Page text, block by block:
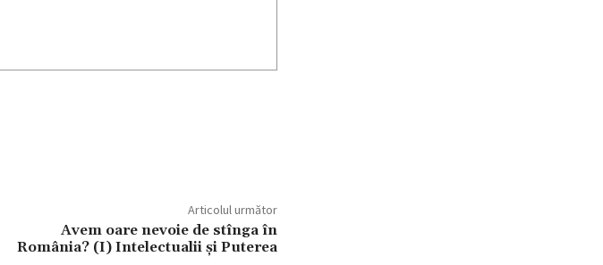
Articolul următor
Avem oare nevoie de stînga în
România? (I) Intelectualii şi Puterea